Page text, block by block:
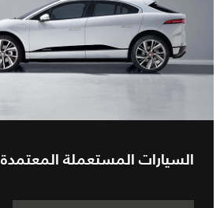
السيارات المستعملة المعتمدة